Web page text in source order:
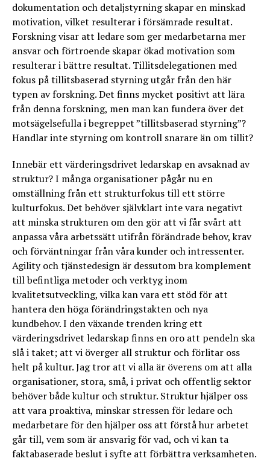
dokumentation och detaljstyrning skapar en minskad
motivation, vilket resulterar i försämrade resultat.
Forskning visar att ledare som ger medarbetarna mer
ansvar och förtroende skapar ökad motivation som
resulterar i bättre resultat. Tillitsdelegationen med
fokus på tillitsbaserad styrning utgår från den här
typen av forskning. Det finns mycket positivt att lära
från denna forskning, men man kan fundera över det
motsägelsefulla i begreppet ”tillitsbaserad styrning”?
Handlar inte styrning om kontroll snarare än om tillit?
Innebär ett värderingsdrivet ledarskap en avsaknad av
struktur? I många organisationer pågår nu en
omställning från ett strukturfokus till ett större
kulturfokus. Det behöver självklart inte vara negativt
att minska strukturen om den gör att vi får svårt att
anpassa våra arbetssätt utifrån förändrade behov, krav
och förväntningar från våra kunder och intressenter.
Agility och tjänstedesign är dessutom bra komplement
till befintliga metoder och verktyg inom
kvalitetsutveckling, vilka kan vara ett stöd för att
hantera den höga förändringstakten och nya
kundbehov. I den växande trenden kring ett
värderingsdrivet ledarskap finns en oro att pendeln ska
slå i taket; att vi överger all struktur och förlitar oss
helt på kultur. Jag tror att vi alla är överens om att alla
organisationer, stora, små, i privat och offentlig sektor
behöver både kultur och struktur. Struktur hjälper oss
att vara proaktiva, minskar stressen för ledare och
medarbetare för den hjälper oss att förstå hur arbetet
går till, vem som är ansvarig för vad, och vi kan ta
faktabaserade beslut i syfte att förbättra verksamheten.